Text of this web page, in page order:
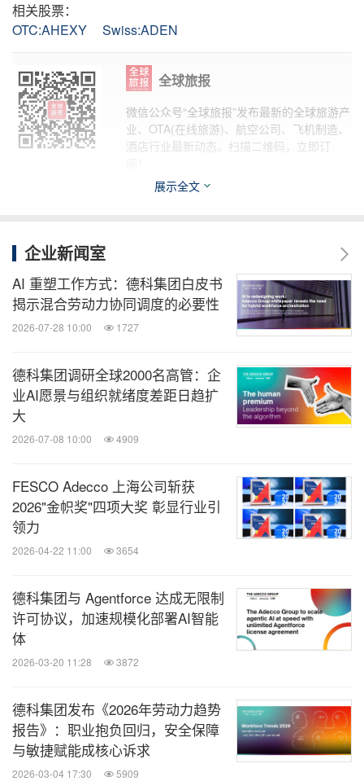
相关股票：
OTC:AHEXY
Swiss:ADEN
全球旅报
微信公众号“全球旅报”发布最新的全球旅游产
业、OTA(在线旅游)、航空公司、飞机制造、
酒店行业最新动态。扫描二维码，立即订
分享到：
展示全文
企业新闻室
AI 重塑工作方式：德科集团白皮书
揭示混合劳动力协同调度的必要性
2026-07-28 10:00 1727
德科集团调研全球2000名高管：企
业AI愿景与组织就绪度差距日趋扩
大
2026-07-08 10:00 4909
FESCO Adecco 上海公司斩获
2026"金帜奖"四项大奖 彰显行业引
领力
2026-04-22 11:00 3654
德科集团与 Agentforce 达成无限制
许可协议，加速规模化部署AI智能
体
2026-03-20 11:28 3872
德科集团发布《2026年劳动力趋势
报告》：职业抱负回归，安全保障
与敏捷赋能成核心诉求
2026-03-04 17:30 5909